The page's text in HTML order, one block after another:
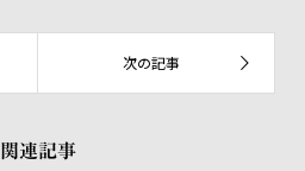
関連記事